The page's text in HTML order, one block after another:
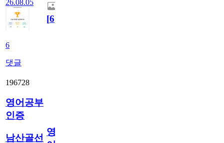
26.08.05
6
댓글
[6]
196728
영어공부
인증
남산골선
영